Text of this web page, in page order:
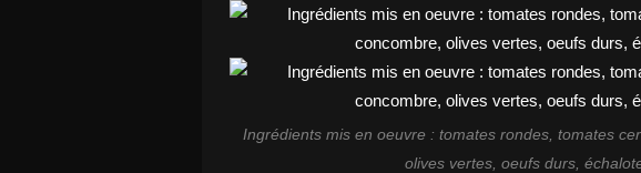
Ingrédients mis en oeuvre : tomates rondes, tomates
olives vertes, oeufs durs,